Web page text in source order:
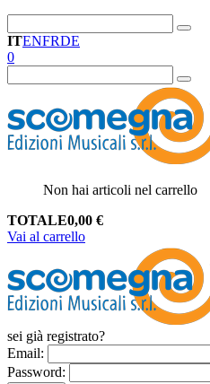
ITENFRDE
0
Non hai articoli nel carrello
TOTALE0,00 €
Vai al carrello
sei già registrato?
Email:
Password: